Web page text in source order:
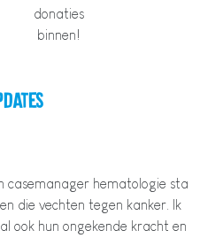
donaties
binnen!
casemanager hematologie sta
die vechten tegen kanker. Ik
ook hun ongekende kracht en